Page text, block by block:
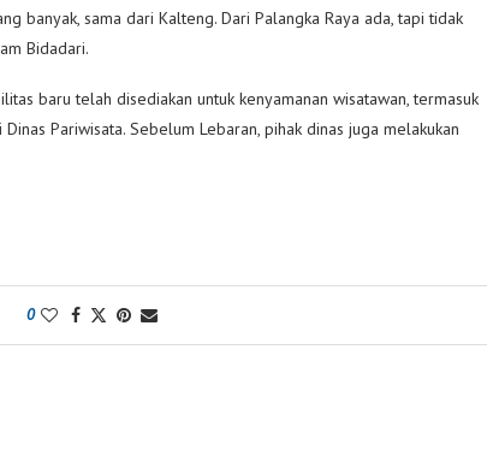
banyak, sama dari Kalteng. Dari Palangka Raya ada, tapi tidak
Bidadari.
baru telah disediakan untuk kenyamanan wisatawan, termasuk
Pariwisata. Sebelum Lebaran, pihak dinas juga melakukan
0